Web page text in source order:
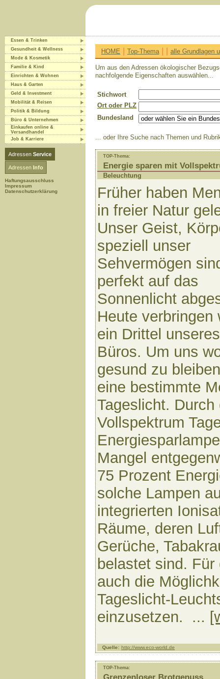
Essen & Trinken
Gesundheit & Wellness
Mode & Kosmetik
Familie & Kind
Einrichten & Wohnen
Haus & Garten
Geld & Investment
Mobilität & Reisen
Politik & Bildung
Büro & Unternehmen
Einkaufen online &
Versandhandel
Job & Karriere
Adressen Service
Adressen Info
Haftungsausschluss
Impressum
Datenschutzerklärung
HOME | Top-Thema| | alle Grundlagen
Um aus den Adressen ökologischer
nachfolgende Eigenschaften auswählen...
Stichwort
Ort oder PLZ
Bundesland
... oder Ihre Suche nach Themen und
TOP-Thema:
Energie sparen mit
Beleuchtung
Früher haben
in freier Natur
Unser Geist,
speziell unser
Sehvermögen
perfekt auf das
Sonnenlicht
Heute verbringen
ein Drittel
Büros. Um uns
gesund zu
eine bestimmte
Tageslicht.
Vollspektrum
Mangel
75 Prozent
solche Lampen
integrierten
Räume, deren
Gerüche,
belastet sind.
auch die
Tageslicht-
einzusetzen. ...
Quelle: http://www.eco-world.de
TOP-Thema: